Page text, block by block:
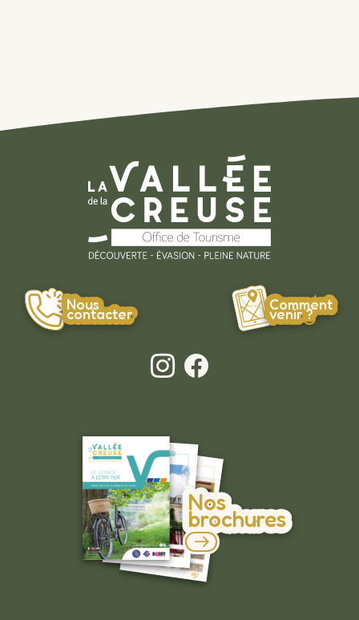
Nous
contacter
Comment
venir ?
Nos
brochures